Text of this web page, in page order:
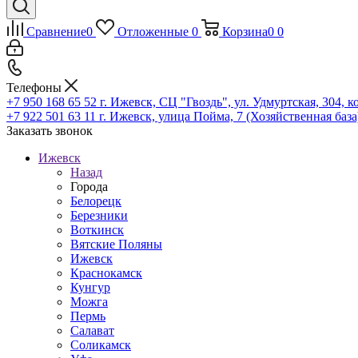
Сравнение0 Отложенные 0 Корзина0 0
Телефоны
+7 950 168 65 52 г. Ижевск, СЦ "Гвоздь", ул. Удмуртская, 304,
+7 922 501 63 11 г. Ижевск, улица Пойма, 7 (Хозяйственная
Заказать звонок
Ижевск
Назад
Города
Белорецк
Березники
Воткинск
Вятские Поляны
Ижевск
Краснокамск
Кунгур
Можга
Пермь
Салават
Соликамск